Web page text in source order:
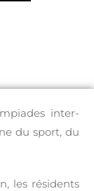
inter-
du sport, du
les résidents